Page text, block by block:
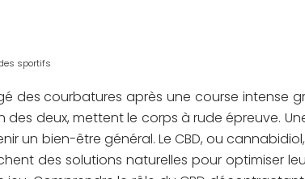
sportifs
des courbatures après une course intense
des deux, mettent le corps à rude épreuve.
un bien-être général. Le CBD, ou
des solutions naturelles pour optimiser